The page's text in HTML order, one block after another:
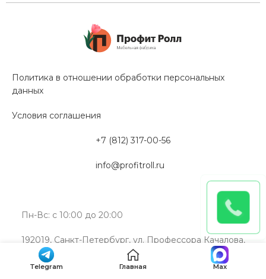
Политика в отношении обработки персональных
данных
Условия соглашения
+7 (812) 317-00-56
info@profitroll.ru
Пн-Вс: с 10:00 до 20:00
192019, Санкт-Петербург, ул. Профессора Качалова,
дом 11А, литера “Э”
Главная
Telegram Max